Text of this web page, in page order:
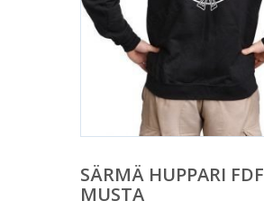
SÄRMÄ HUPPARI FDF
MUSTA